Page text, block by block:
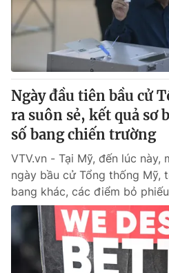
Cơ quan báo chí:
Thời báo VTV
Giấy phép hoạt động báo in và
cấp ngày 29/12/2023
Tổng Biên tập:Vũ Thanh Thủy
Phó Tổng Biên tập:Nguyễn Thị Mỹ
Nguyễn Trọng Ninh
Tổng đài VTV:024.38 355 931 -
Ðiện thoại Thời báo VTV:024.66
toasoan@vtv.vn
Liên hệ quảng cáo: 024-
Ngày đầu tiên bầu cử
ra suôn sẻ, kết quả sơ
số bang chiến trường
VTV.vn - Tại Mỹ, đến lúc
ngày bầu cử Tổng thống Mỹ,
bang khác, các điểm bỏ